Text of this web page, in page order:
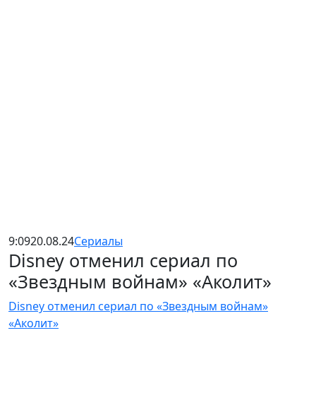
9:0920.08.24Сериалы
Disney отменил сериал по
«Звездным войнам» «Аколит»
Disney отменил сериал по «Звездным войнам»
«Аколит»